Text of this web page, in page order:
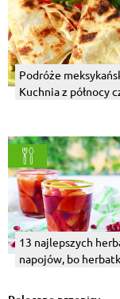
Podróże
Kuchnia z północy
13 najlepszych
napojów, bo